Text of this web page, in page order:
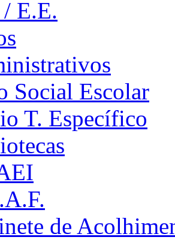
/ E.E.
Social Escolar
T. Específico
de